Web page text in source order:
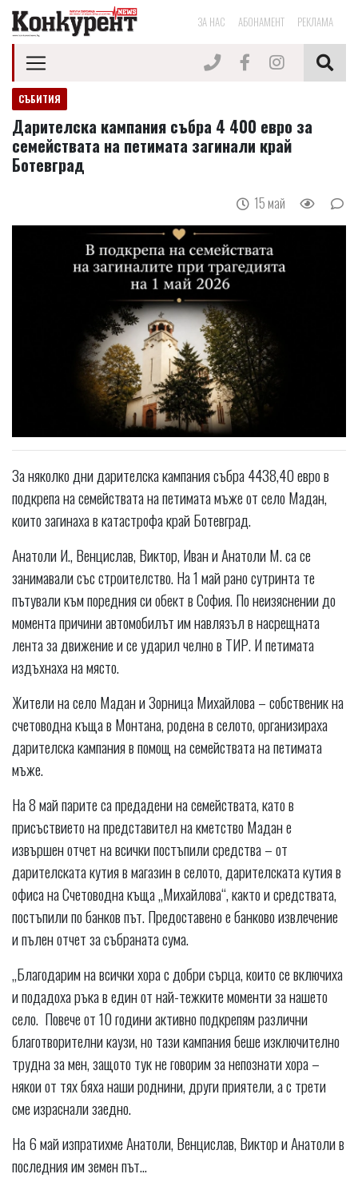
ЗА НАС АБОНАМЕНТ РЕКЛАМА
СЪБИТИЯ
Дарителска кампания събра 4 400 евро за
семействата на петимата загинали край
Ботевград
15 май
За няколко дни дарителска кампания събра 4438,40 евро в
подкрепа на семействата на петимата мъже от село Мадан,
които загинаха в катастрофа край Ботевград.
Анатоли И., Венцислав, Виктор, Иван и Анатоли М. са се
занимавали със строителство. На 1 май рано сутринта те
пътували към поредния си обект в София. По неизяснении до
момента причини автомобилът им навлязъл в насрещната
лента за движение и се ударил челно в ТИР. И петимата
издъхнаха на място.
Жители на село Мадан и Зорница Михайлова – собственик на
счетоводна къща в Монтана, родена в селото, организираха
дарителска кампания в помощ на семействата на петимата
мъже.
На 8 май парите са предадени на семействата, като в
присъствието на представител на кметство Мадан е
извършен отчет на всички постъпили средства – от
дарителската кутия в магазин в селото, дарителската кутия в
офиса на Счетоводна къща „Михайлова“, както и средствата,
постъпили по банков път. Предоставено е банково извлечение
и пълен отчет за събраната сума.
„Благодарим на всички хора с добри сърца, които се включиха
и подадоха ръка в един от най-тежките моменти за нашето
село. Повече от 10 години активно подкрепям различни
благотворителни каузи, но тази кампания беше изключително
трудна за мен, защото тук не говорим за непознати хора –
някои от тях бяха наши роднини, други приятели, а с трети
сме израснали заедно.
На 6 май изпратихме Анатоли, Венцислав, Виктор и Анатоли в
последния им земен път…